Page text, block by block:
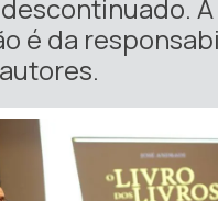
A
é da